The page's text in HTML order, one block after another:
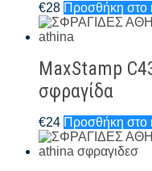
€28 Προσθήκη στο
MaxStamp
σφραγίδα
€24 Προσθήκη στο